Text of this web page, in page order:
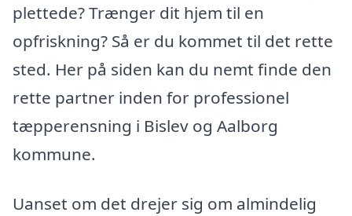
plettede? Trænger dit hjem til en
opfriskning? Så er du kommet til det rette
sted. Her på siden kan du nemt finde den
rette partner inden for professionel
tæpperensning i Bislev og Aalborg
kommune.
Uanset om det drejer sig om almindelig